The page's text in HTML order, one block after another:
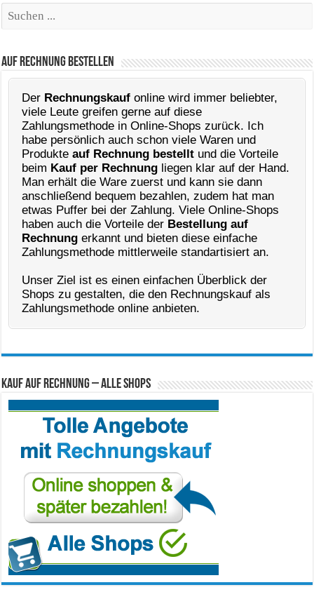
Suchen
Auf Rechnung Bestellen
Der Rechnungskauf online wird immer beliebter,
viele Leute greifen gerne auf diese
Zahlungsmethode in Online-Shops zurück. Ich
habe persönlich auch schon viele Waren und
Produkteauf Rechnung bestellt und die Vorteile
beim Kauf per Rechnung liegen klar auf der Hand.
Man erhält die Ware zuerst und kann sie dann
anschließend bequem bezahlen, zudem hat man
etwas Puffer bei der Zahlung. Viele Online-Shops
haben auch die Vorteile der Bestellung auf
Rechnung erkannt und bieten diese einfache
Zahlungsmethode mittlerweile standartisiert an.
Unser Ziel ist es einen einfachen Überblick der
Shops zu gestalten, die den Rechnungskauf als
Zahlungsmethode online anbieten.
Kauf auf Rechnung – Alle Shops